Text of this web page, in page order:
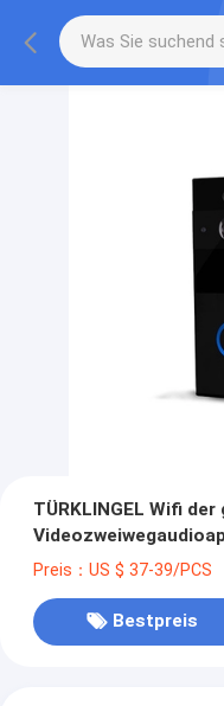
TÜRKLINGEL Wifi
Preis：US $ 37-39/PCS
Bestpreis